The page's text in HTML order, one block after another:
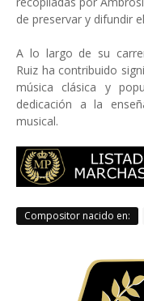
de preservar y difundir
A lo largo de su
Ruiz ha contribuido
música clásica y
dedicación a la
musical.
Compositor nacido en: